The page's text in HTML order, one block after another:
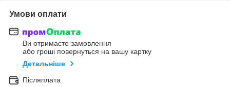
Умови оплати
Ви отримаєте замовлення
або гроші повернуться на вашу картку
Детальніше
Післяплата